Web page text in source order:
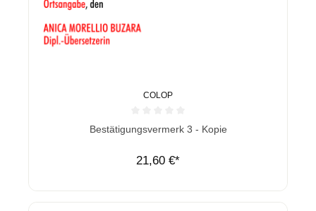
COLOP
Durchschnittliche Bewertung von 0 von 5 Sternen
Bestätigungsvermerk 3 - Kopie
21,60 €*